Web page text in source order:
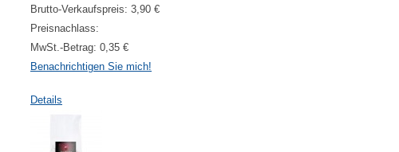
Brutto-Verkaufspreis: 3,90 €
Preisnachlass:
MwSt.-Betrag: 0,35 €
Benachrichtigen Sie mich!
Details